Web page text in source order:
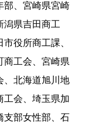
部、宮崎県宮崎
潟県吉田商工
役所商工課、
商工会、宮崎県
、北海道旭川地
工会、埼玉県加
支部女性部、石